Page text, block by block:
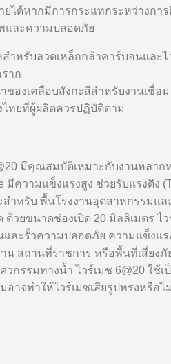
ได้หากมีการกระแทกระหว่างก
และความปลอดภัย
สำหรับลวดเหล็กกล้าคาร์บอนแ
าก
องเคลือบสังกะสีสำหรับงานเชื่อม
ทยที่ผู้ผลิตควรปฏิบัติตาม
มีคุณสมบัติเหมาะกับงานหลา
มีความแข็งแรงสูง ช่วยรับแรงดึ
ำหรับ พื้นโรงงานอุตสาหกรรม
วยขนาดช่องเปิด 20 มิลลิเมตร
ละรั้วความปลอดภัย ความแข็งแ
น สถานที่ราชการ หรือพื้นที่เสี่ยง
วกรรมทางน้ำ ไวร์เมช 6@20
อาจทำให้ไวร์เมชเสียรูปทรงหรื